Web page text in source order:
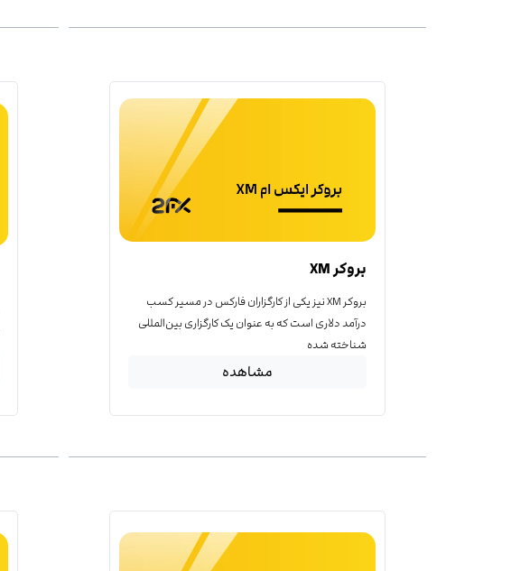
بروکر XM
بروکر XM نیز یکی از کارگزاران فارکس در مسیر کسب
درآمد دلاری است که به عنوان یک کارگزاری بین‌المللی
شناخته شده
مشاهده